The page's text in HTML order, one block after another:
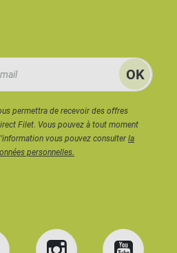
permettra de recevoir des offres
Filet. Vous pouvez à tout moment
vous pouvez consulterla
personnelles.